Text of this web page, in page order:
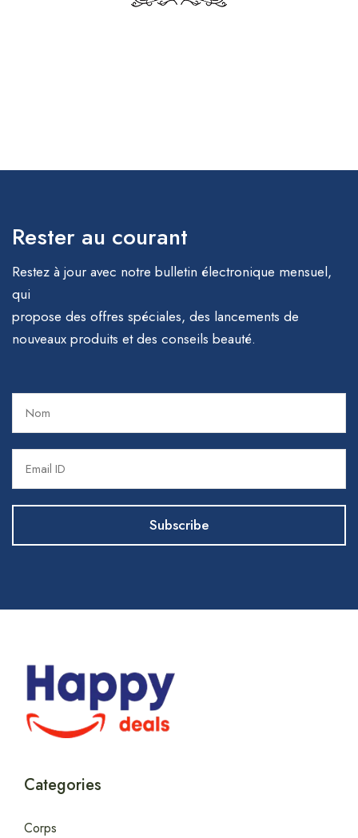
Rester au courant
Restez à jour avec notre bulletin électronique mensuel,
qui
propose des offres spéciales, des lancements de
nouveaux produits et des conseils beauté.
Categories
Corps